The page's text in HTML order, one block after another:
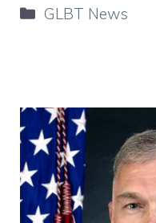
Categorie
GLBT News